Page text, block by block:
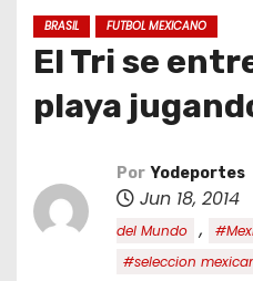
BRASIL FUTBOL MEXICANO
El Tri se
playa
Por Yodeportes
Jun 18, 2014
del Mundo
,
#seleccion